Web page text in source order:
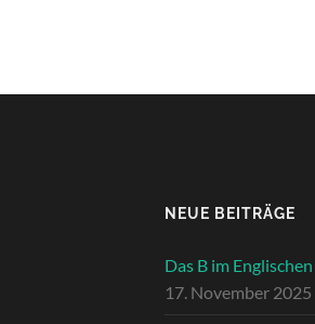
NEUE BEITRÄGE
Das B im Englischen
17. November 2025